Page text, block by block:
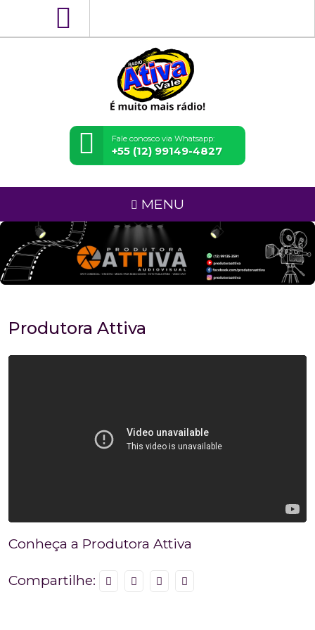
Fale conosco via Whatsapp:
+55 (12) 99149-4827
MENU
Produtora Attiva
Conheça a Produtora Attiva
Compartilhe: